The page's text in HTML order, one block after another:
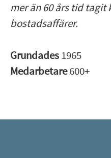
mer än 60 års tid
bostadsaffärer.
Grundades1965
Medarbetare600+